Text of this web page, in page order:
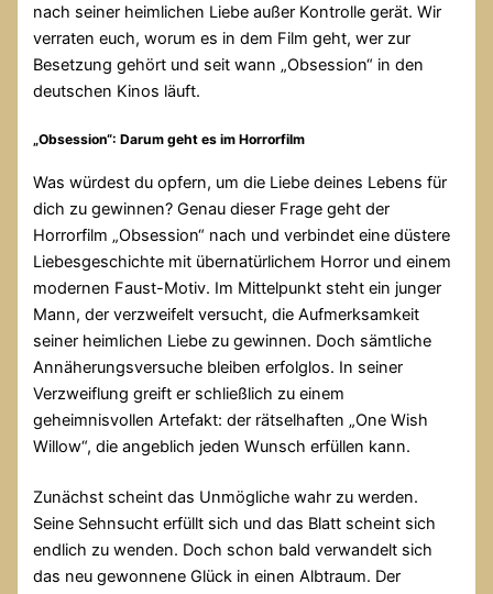
nach seiner heimlichen Liebe außer Kontrolle gerät. Wir
verraten euch, worum es in dem Film geht, wer zur
Besetzung gehört und seit wann „Obsession“ in den
deutschen Kinos läuft.
„Obsession“: Darum geht es im Horrorfilm
Was würdest du opfern, um die Liebe deines Lebens für
dich zu gewinnen? Genau dieser Frage geht der
Horrorfilm „Obsession“ nach und verbindet eine düstere
Liebesgeschichte mit übernatürlichem Horror und einem
modernen Faust-Motiv. Im Mittelpunkt steht ein junger
Mann, der verzweifelt versucht, die Aufmerksamkeit
seiner heimlichen Liebe zu gewinnen. Doch sämtliche
Annäherungsversuche bleiben erfolglos. In seiner
Verzweiflung greift er schließlich zu einem
geheimnisvollen Artefakt: der rätselhaften „One Wish
Willow“, die angeblich jeden Wunsch erfüllen kann.
Zunächst scheint das Unmögliche wahr zu werden.
Seine Sehnsucht erfüllt sich und das Blatt scheint sich
endlich zu wenden. Doch schon bald verwandelt sich
das neu gewonnene Glück in einen Albtraum. Der